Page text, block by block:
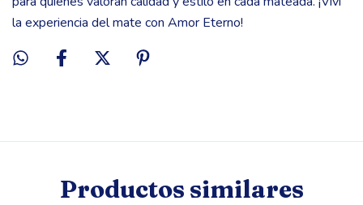
la experiencia del mate con Amor Eterno!
Productos similares